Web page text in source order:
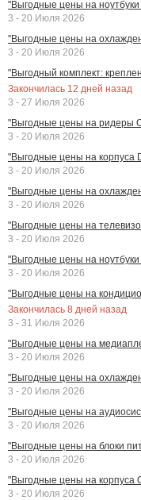
"Выгодные цены на ноутбуки
3 - 20 Июля 2026
"Выгодные цены на
3 - 20 Июля 2026
"Выгодный комплект:
Закончилась 12 дней назад
3 - 27 Июля 2026
"Выгодные цены на ридеры
3 - 20 Июля 2026
"Выгодные цены на корпуса
3 - 20 Июля 2026
"Выгодные цены на
3 - 20 Июля 2026
"Выгодные цены на
3 - 20 Июля 2026
"Выгодные цены на ноутбуки
3 - 20 Июля 2026
"Выгодные цены на
Закончилась 8 дней назад
3 - 31 Июля 2026
"Выгодные цены на
3 - 20 Июля 2026
"Выгодные цены на
3 - 20 Июля 2026
"Выгодные цены на
3 - 20 Июля 2026
"Выгодные цены на блоки
3 - 20 Июля 2026
"Выгодные цены на корпуса
3 - 20 Июля 2026